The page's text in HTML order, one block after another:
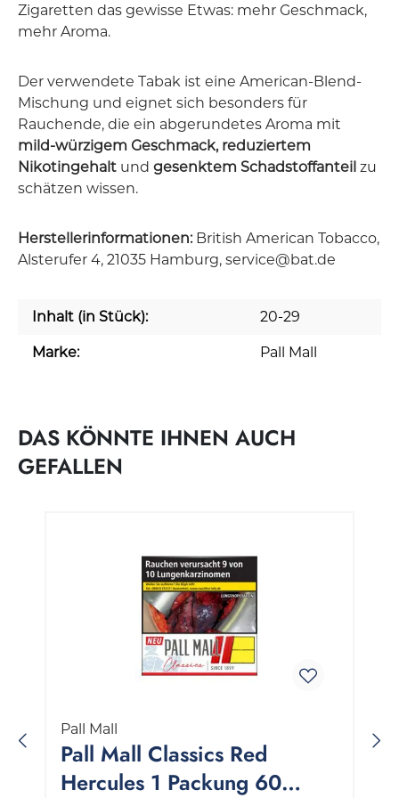
Zigaretten das gewisse Etwas: mehr Geschmack,
mehr Aroma.
Der verwendete Tabak ist eine American-Blend-
Mischung und eignet sich besonders für
Rauchende, die ein abgerundetes Aroma mit
mild-würzigem Geschmack, reduziertem
Nikotingehalt und gesenktem Schadstoffanteil zu
schätzen wissen.
Herstellerinformationen: British American Tobacco,
Alsterufer 4, 21035 Hamburg, service@bat.de
Inhalt (in Stück): 20-29
Marke: Pall Mall
DAS KÖNNTE IHNEN AUCH
GEFALLEN
Pall Mall
Pall Mall Classics Red
Hercules 1 Packung 60